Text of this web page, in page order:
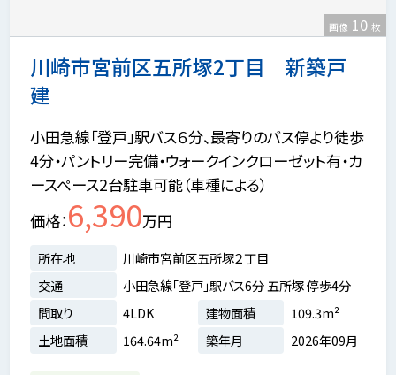
川崎市宮前区五所塚2丁目 新築戸
建
画像 10 枚
小田急線「登戸」駅バス６分、最寄りのバス停より徒歩
4分・パントリー完備・ウォークインクローゼット有・カ
ースペース2台駐車可能（車種による）
価格 6,390万円
所在地
川崎市宮前区五所塚２丁目
交通
小田急線「登戸」駅バス6分 五所塚 停歩4分
間取り
4LDK 建物面積
109.3m²
土地面積
164.64m² 築年月 2026年09月